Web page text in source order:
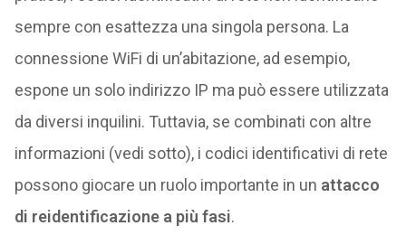
sempre con esattezza una singola persona. La
connessione WiFi di un’abitazione, ad esempio,
espone un solo indirizzo IP ma può essere utilizzata
da diversi inquilini. Tuttavia, se combinati con altre
informazioni (vedi sotto), i codici identificativi di rete
possono giocare un ruolo importante in un attacco
di reidentificazione a più fasi.